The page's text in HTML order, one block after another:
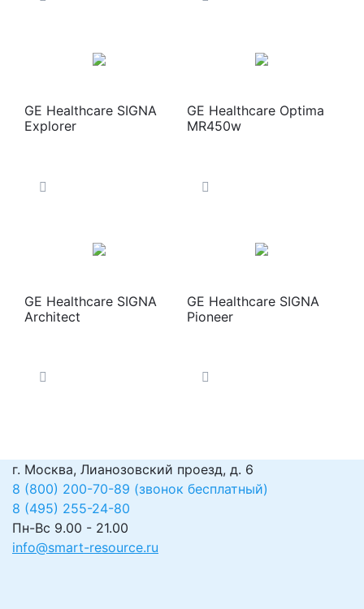
GE Healthcare SIGNA
Explorer
GE Healthcare Optima
MR450w
GE Healthcare SIGNA
Architect
GE Healthcare SIGNA
Pioneer
г. Москва, Лианозовский проезд, д. 6
8 (800) 200-70-89 (звонок бесплатный)
8 (495) 255-24-80
Пн-Вс 9.00 - 21.00
info@smart-resource.ru